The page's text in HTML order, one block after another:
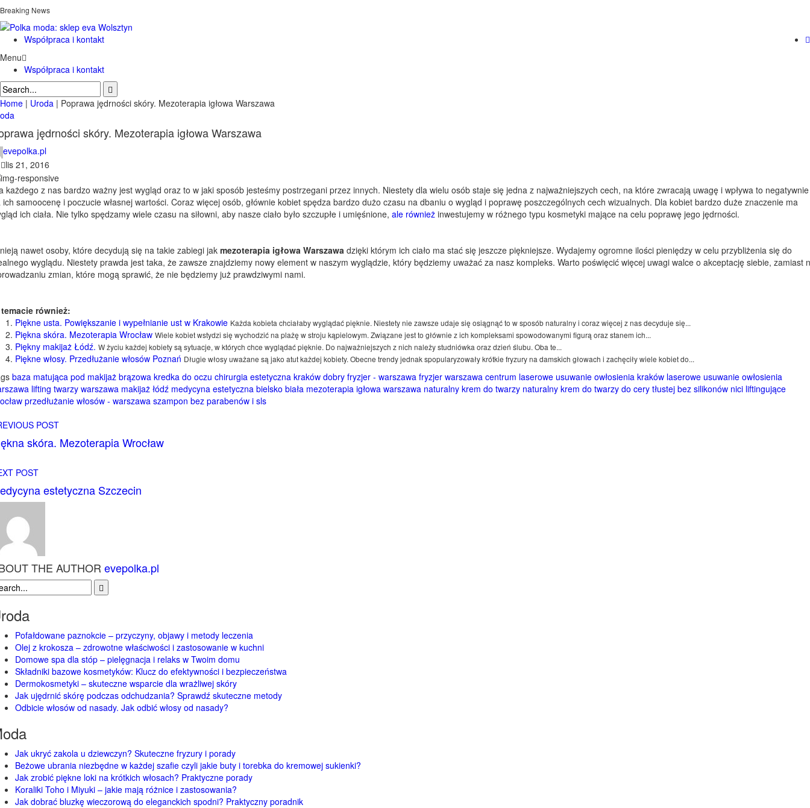
Breaking News
Współpraca i kontakt
Menu
Współpraca i kontakt
Home | Uroda | Poprawa jędrności skóry. Mezoterapia igłowa Warszawa
jędrności skóry. Mezoterapia igłowa Warszawa
evepolka.pl
lis 21, 2016
każdego z nas bardzo ważny jest wygląd oraz to w jaki sposób jesteśmy postrzegani przez innych. Niestety dla wielu osób staje się jedna z najważniejszych cech, na które zwracają uwagę i wpływa to negatywnie
ich samoocenę i poczucie własnej wartości. Coraz więcej osób, głównie kobiet spędza bardzo dużo czasu na dbaniu o wygląd i poprawę poszczególnych cech wizualnych. Dla kobiet bardzo duże znaczenie ma
ich ciała. Nie tylko spędzamy wiele czasu na siłowni, aby nasze ciało było szczupłe i umięśnione, ale również inwestujemy w różnego typu kosmetyki mające na celu poprawę jego jędrności.
nawet osoby, które decydują się na takie zabiegi jak mezoterapia igłowa Warszawa dzięki którym ich ciało ma stać się jeszcze piękniejsze. Wydajemy ogromne ilości pieniędzy w celu przybliżenia się do
wyglądu. Niestety prawda jest taka, że zawsze znajdziemy nowy element w naszym wyglądzie, który będziemy uważać za nasz kompleks. Warto poświęcić więcej uwagi walce o akceptację siebie, zamiast
zmian, które mogą sprawić, że nie będziemy już prawdziwymi nami.
również:
Piękne usta. Powiększanie i wypełnianie ust w Krakowie Każda kobieta chciałaby wyglądać pięknie. Niestety nie zawsze udaje się osiągnąć to w sposób naturalny i coraz więcej z nas decyduje się...
Piękna skóra. Mezoterapia Wrocław Wiele kobiet wstydzi się wychodzić na plażę w stroju kąpielowym. Związane jest to głównie z ich kompleksami spowodowanymi figurą oraz stanem ich...
Piękny makijaż Łódź. W życiu każdej kobiety są sytuacje, w których chce wyglądać pięknie. Do najważniejszych z nich należy studniówka oraz dzień ślubu. Oba te...
Piękne włosy. Przedłużanie włosów Poznań Długie włosy uważane są jako atut każdej kobiety. Obecne trendy jednak spopularyzowały krótkie fryzury na damskich głowach i zachęciły wiele kobiet do...
baza matująca pod makijaż brązowa kredka do oczu chirurgia estetyczna kraków dobry fryzjer - warszawa fryzjer warszawa centrum laserowe usuwanie owłosienia kraków laserowe usuwanie owłosienia
lifting twarzy warszawa makijaż łódź medycyna estetyczna bielsko biała mezoterapia igłowa warszawa naturalny krem do twarzy naturalny krem do twarzy do cery tłustej bez silikonów nici liftingujące
przedłużanie włosów - warszawa szampon bez parabenów i sls
POST
skóra. Mezoterapia Wrocław
POST
estetyczna Szczecin
THE AUTHOR evepolka.pl
Pofałdowane paznokcie – przyczyny, objawy i metody leczenia
Olej z krokosza – zdrowotne właściwości i zastosowanie w kuchni
Domowe spa dla stóp – pielęgnacja i relaks w Twoim domu
Składniki bazowe kosmetyków: Klucz do efektywności i bezpieczeństwa
Dermokosmetyki – skuteczne wsparcie dla wrażliwej skóry
Jak ujędrnić skórę podczas odchudzania? Sprawdź skuteczne metody
Odbicie włosów od nasady. Jak odbić włosy od nasady?
Jak ukryć zakola u dziewczyn? Skuteczne fryzury i porady
Beżowe ubrania niezbędne w każdej szafie czyli jakie buty i torebka do kremowej sukienki?
Jak zrobić piękne loki na krótkich włosach? Praktyczne porady
Koraliki Toho i Miyuki – jakie mają różnice i zastosowania?
Jak dobrać bluzkę wieczorową do eleganckich spodni? Praktyczny poradnik